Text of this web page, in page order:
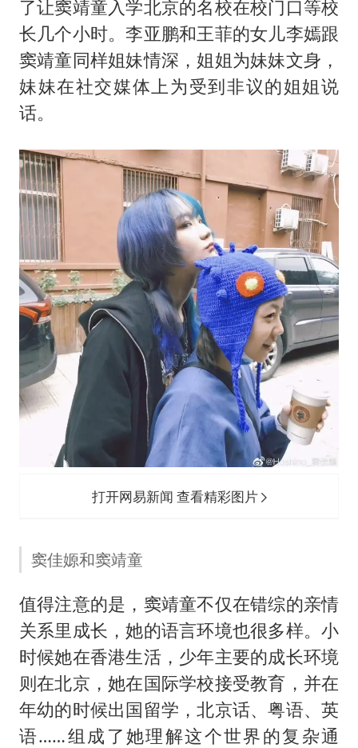
了让窦靖童入学北京的名校在校门口等校
长几个小时。李亚鹏和王菲的女儿李嫣跟
窦靖童同样姐妹情深，姐姐为妹妹文身，
妹妹在社交媒体上为受到非议的姐姐说
话。
打开网易新闻 查看精彩图片
窦佳嫄和窦靖童
值得注意的是，窦靖童不仅在错综的亲情
关系里成长，她的语言环境也很多样。小
时候她在香港生活，少年主要的成长环境
则在北京，她在国际学校接受教育，并在
年幼的时候出国留学，北京话、粤语、英
语……组成了她理解这个世界的复杂通